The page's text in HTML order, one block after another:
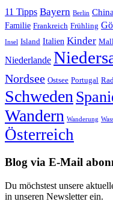
11 Tipps Bayern Berlin
Familie Frankreich Frühling
Insel Island Italien Kinder
Niederlande
Nordsee Ostsee Portugal
Schweden
Wandern Wanderung
Österreich
Blog via E-Mail
Du möchstest unsere
in unseren Newsletter ein.